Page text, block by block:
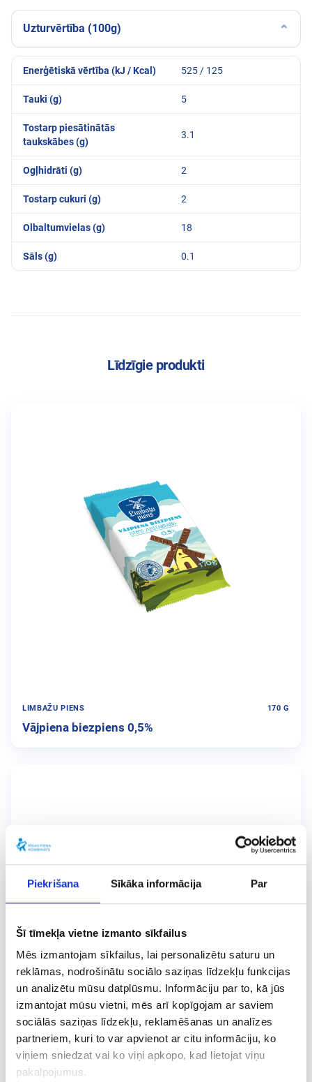
Piekrišana Sīkāka informācija Par
Šī tīmekļa vietne izmanto sīkfailus
Mēs izmantojam sīkfailus, lai personalizētu saturu un
reklāmas, nodrošinātu sociālo saziņas līdzekļu funkcijas
un analizētu mūsu datplūsmu. Informāciju par to, kā jūs
izmantojat mūsu vietni, mēs arī kopīgojam ar saviem
sociālās saziņas līdzekļu, reklamēšanas un analīzes
partneriem, kuri to var apvienot ar citu informāciju, ko
viņiem sniedzat vai ko viņi apkopo, kad lietojat viņu
pakalpojumus.
Uzturvērtība (100g) ⌄
Enerģētiskā vērtība (kJ / Kcal) 525 / 125
Tauki (g) 5
Tostarp piesātinātās
taukskābes (g)
3.1
Ogļhidrāti (g) 2
Tostarp cukuri (g) 2
Olbaltumvielas (g) 18
Sāls (g) 0.1
Līdzīgie produkti
LIMBAŽU PIENS 170 G
Vājpiena biezpiens 0,5%
LIMBAŽU PIENS